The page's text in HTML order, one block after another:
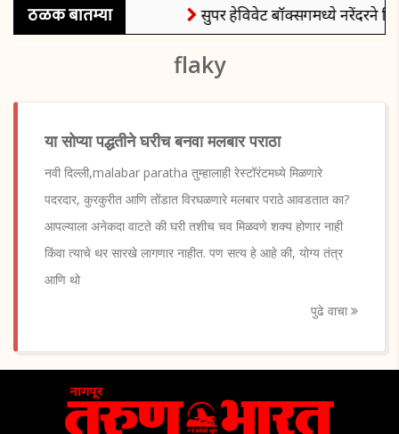
ठळक बातम्या सुपर हेविवेट बॉक्सिंगमध्ये नरेंदरने
flaky
या सोप्या पद्धतीने घरीच बनवा मलबार पराठा
नवी दिल्ली,malabar paratha तुम्हालाही रेस्टॉरंटमध्ये मिळणारे
पदरदार, कुरकुरीत आणि तोंडात विरघळणारे मलबार पराठे आवडतात का?
आपल्याला अनेकदा वाटते की घरी तशीच चव मिळवणे शक्य होणार नाही
किंवा त्याचे थर सारखे लागणार नाहीत. पण सत्य हे आहे की, योग्य तंत्र
आणि थो
पुढे वाचा